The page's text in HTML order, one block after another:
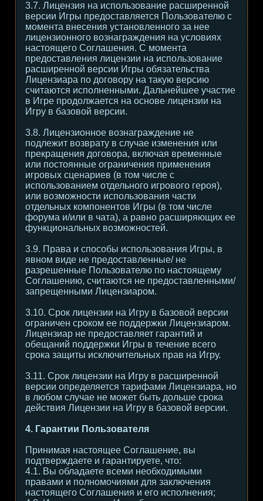
3.7. Лицензия на использование расширенной
версии Игры предоставляется Пользователю с
момента внесения установленного за нее
лицензионного вознаграждения на условиях
настоящего Соглашения. С момента
предоставления лицензии на использование
расширенной версии Игры обязательства
Лицензиара по договору на такую версию
считаются исполненными. Дальнейшее участие
в Игре продолжается на основе лицензии на
Игру в базовой версии.
3.8. Лицензионное вознаграждение не
подлежит возврату в случае изменения или
прекращения договора, включая временные
или постоянные ограничения применения
игровых сценариев (в том числе с
использованием отдельного игрового героя),
или возможности использования части
отдельных компонентов Игры (в том числе
форума и/или в чата), а равно расширяющих ее
функциональных возможностей.
3.9. Права и способы использования Игры, в
явном виде не предоставленные/ не
разрешенные Пользователю по настоящему
Соглашению, считаются не предоставленными/
запрещенными Лицензиаром.
3.10. Срок лицензии на Игру в базовой версии
ограничен сроком ее поддержки Лицензиаром.
Лицензиар не предоставляет гарантий и
обещаний поддержки Игры в течение всего
срока защиты исключительных прав на Игру.
3.11. Срок лицензии на Игру в расширенной
версии определяется тарифами Лицензиара, но
в любом случае не может быть дольше срока
действия Лицензии на Игру в базовой версии.
4. Гарантии Пользователя
Принимая настоящее Соглашение, вы
подтверждаете и гарантируете, что:
4.1. Вы обладаете всеми необходимыми
правами и полномочиями для заключения
настоящего Соглашения и его исполнения;